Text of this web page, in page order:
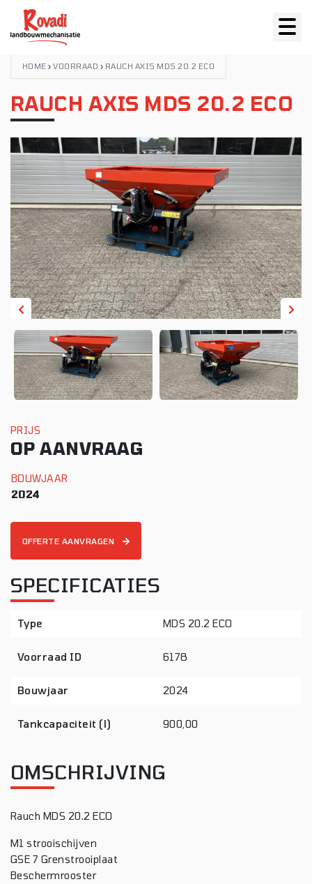
HOME ›VOORRAAD › RAUCH AXIS MDS 20.2 ECO
RAUCH AXIS MDS 20.2 ECO
PRIJS
OP AANVRAAG
BOUWJAAR
2024
OFFERTE AANVRAGEN
SPECIFICATIES
Type MDS 20.2 ECO
Voorraad ID 6178
Bouwjaar 2024
Tankcapaciteit (l) 900,00
OMSCHRIJVING
Rauch MDS 20.2 ECO
M1 strooischijven
GSE 7 Grenstrooiplaat
Beschermrooster